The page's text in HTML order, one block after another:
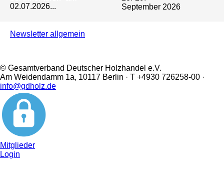
02.07.2026...
September 2026
Newsletter allgemein
© Gesamtverband Deutscher Holzhandel e.V.
Am Weidendamm 1a, 10117 Berlin · T +4930 726258-00 ·
info@gdholz.de
Mitglieder
Login